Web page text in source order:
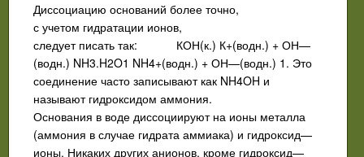
Диссоциацию оснований более точно,
с учетом гидратации ионов,
следует писать так: КОН(к.) К+(водн.) + ОН—
(водн.) NH3.H2O1 NH4+(водн.) + ОН—(водн.) 1. Это
соединение часто записывают как NH4OH и
называют гидроксидом аммония.
Основания в воде диссоциируют на ионы металла
(аммония в слу­чае гидрата аммиака) и гидроксид—
ионы. Никаких других анионов, кроме гидроксид—